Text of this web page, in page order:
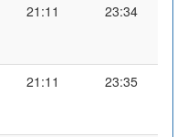
21:11 23:34
21:11 23:35